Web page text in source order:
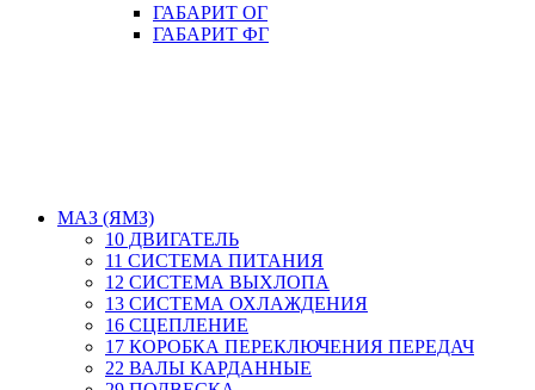
ГАБАРИТ ОГ
ГАБАРИТ ФГ
МАЗ (ЯМЗ)
10 ДВИГАТЕЛЬ
11 СИСТЕМА ПИТАНИЯ
12 СИСТЕМА ВЫХЛОПА
13 СИСТЕМА ОХЛАЖДЕНИЯ
16 СЦЕПЛЕНИЕ
17 КОРОБКА ПЕРЕКЛЮЧЕНИЯ ПЕРЕДАЧ
22 ВАЛЫ КАРДАННЫЕ